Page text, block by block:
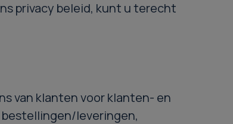
privacy beleid, kunt u terecht
van klanten voor klanten- en
leveringen,